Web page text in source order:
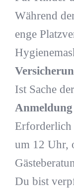
Während
enge
Ist Sache
Anmeldung
Erforderlich
um 12 Uhr,
Du bist